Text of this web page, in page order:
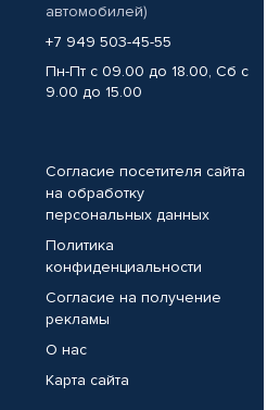
автомобилей)
+7 949 503-45-55
Пн-Пт с 09.00 до 18.00, Сб с
9.00 до 15.00
Согласие посетителя сайта
на обработку
персональных данных
Политика
конфиденциальности
Согласие на получение
рекламы
О нас
Карта сайта